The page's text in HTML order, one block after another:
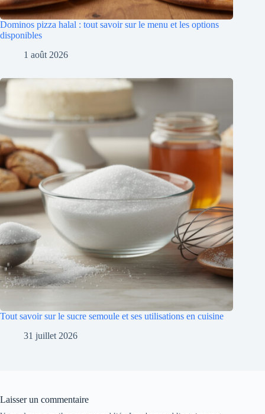
Dominos pizza halal : tout savoir sur le menu et les options
disponibles
1 août 2026
Tout savoir sur le sucre semoule et ses utilisations en cuisine
31 juillet 2026
Laisser un commentaire